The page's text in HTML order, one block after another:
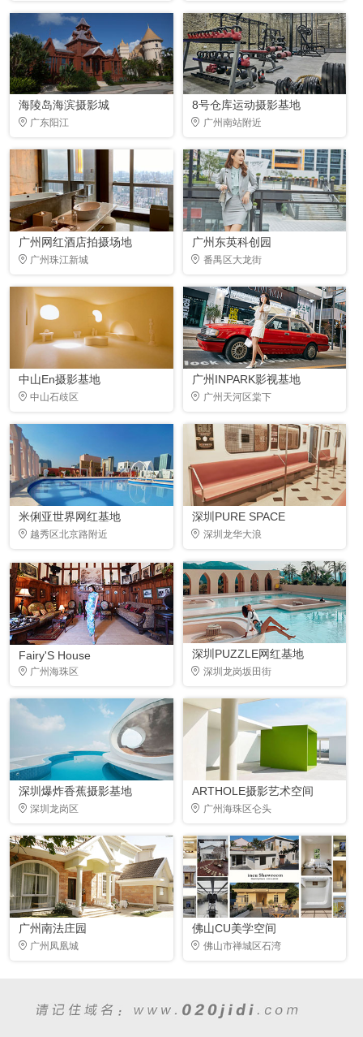
海陵岛海滨摄影城
广东阳江
8号仓库运动摄影基地
广州南站附近
广州网红酒店拍摄场地
广州珠江新城
广州东英科创园
番禺区大龙街
中山En摄影基地
中山石歧区
广州INPARK影视基地
广州天河区棠下
米俐亚世界网红基地
越秀区北京路附近
深圳PURE SPACE
深圳龙华大浪
Fairy'S House
广州海珠区
深圳PUZZLE网红基地
深圳龙岗坂田街
深圳爆炸香蕉摄影基地
深圳龙岗区
ARTHOLE摄影艺术空间
广州海珠区仑头
广州南法庄园
广州凤凰城
佛山CU美学空间
佛山市禅城区石湾